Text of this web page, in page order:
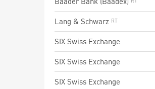
Lang & Schwarz
SIX Swiss Exchange
SIX Swiss Exchange
SIX Swiss Exchange